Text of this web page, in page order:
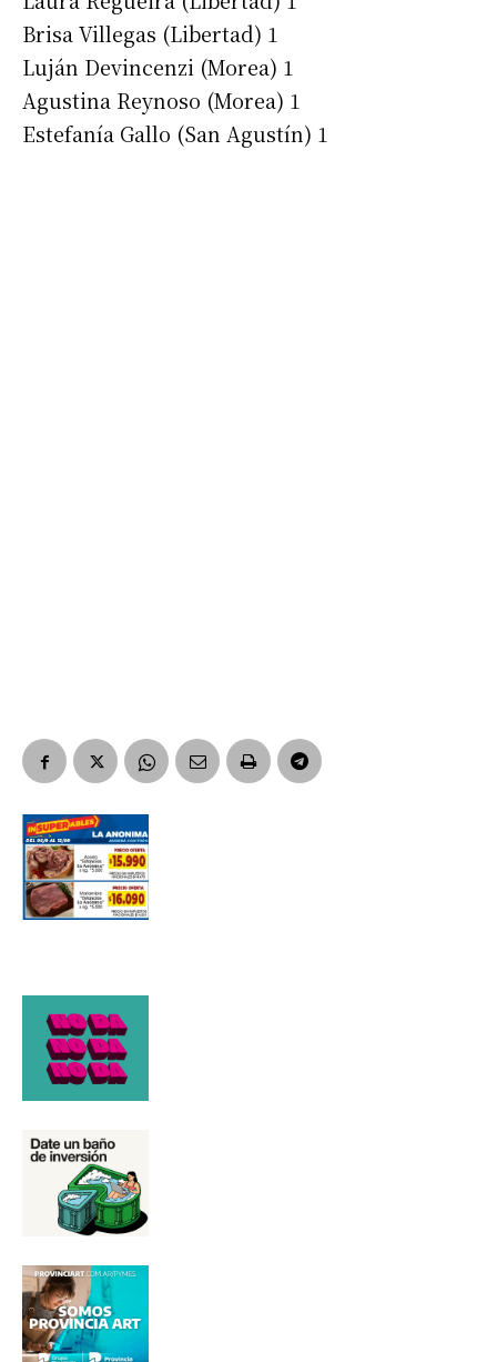
Nombre
Apellidos
Brisa Villegas (Libertad) 1
Luján Devincenzi (Morea) 1
Agustina Reynoso (Morea) 1
Estefanía Gallo (San Agustín) 1